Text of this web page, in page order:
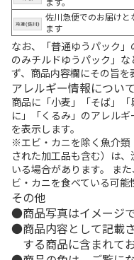
佐川急便でのお届けと
ます
なお、「普通ゆうパック
のみチルドゆうパック」
ず、商品内容欄にその旨を
アレルギー情報について
商品に「小麦」「そば」
に」「くるみ」のアレル
を表示します。
※エビ・カニを除く魚介類
された加工品も含む）は
いる場合があります。 ま
ビ・カニを食べている可能
その他
商品写真はイメージで
商品内容として記載
する商品に含まれて